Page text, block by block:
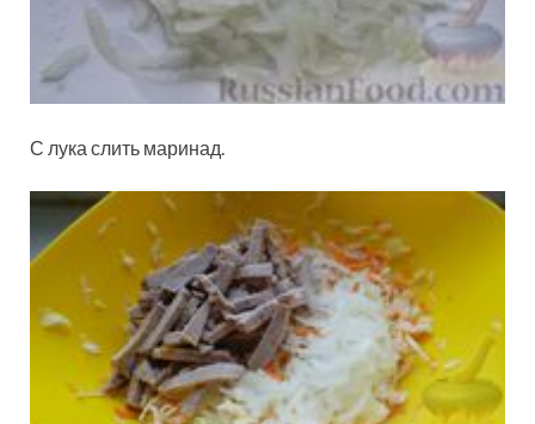
С лука слить маринад.